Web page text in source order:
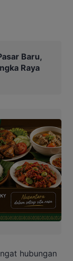
Baru,
Raya
hubungan